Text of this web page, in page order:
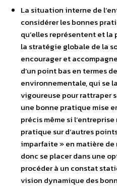
La situation interne de
considérer les bonnes
qu’elles représentent et
la stratégie globale de la
encourager et
d’un point bas en termes
environnementale, qui se
vigoureuse pour rattraper
une bonne pratique mise
précis même si
pratique sur d’autres
imparfaite » en matière
donc se placer dans une
procéder à un constat
vision dynamique des